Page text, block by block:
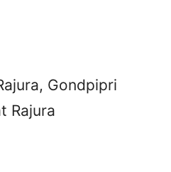
Gondpipri
Rajura